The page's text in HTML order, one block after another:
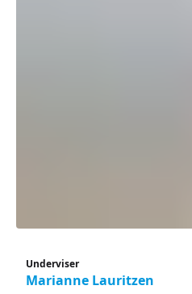
Underviser
Marianne Lauritzen